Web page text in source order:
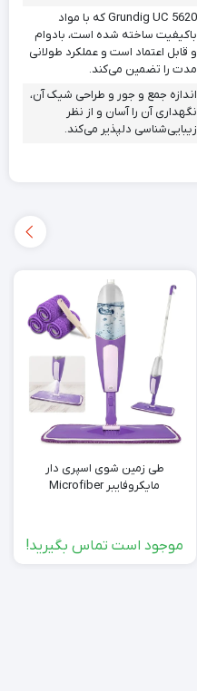
Grundig UC 5620 که با مواد
باکیفیت ساخته شده است، بادوام
و قابل اعتماد است و عملکرد طولانی
مدت را تضمین می‌کند.
اندازه جمع و جور و طراحی شیک آن،
نگهداری آن را آسان و از نظر
زیبایی‌شناسی دلپذیر می‌کند.
طی زمین شوی اسپری دار
مایکروفایبر Microfiber
موجود است تماس بگیرید!